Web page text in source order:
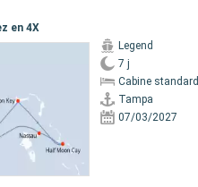
en 4X
Legend
7 j
Cabine standard
Tampa
07/03/2027